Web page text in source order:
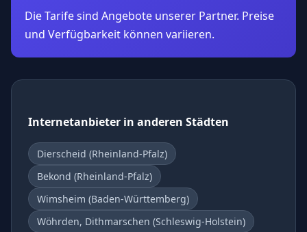
Die Tarife sind Angebote unserer Partner. Preise
und Verfügbarkeit können variieren.
Internetanbieter in anderen Städten
Dierscheid (Rheinland-Pfalz)
Bekond (Rheinland-Pfalz)
Wimsheim (Baden-Württemberg)
Wöhrden, Dithmarschen (Schleswig-Holstein)